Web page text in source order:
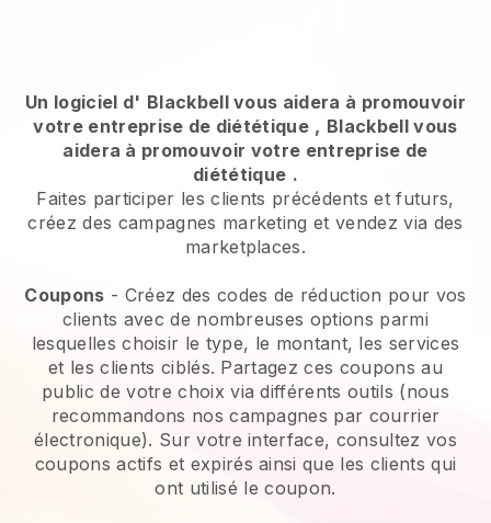
Un logiciel d' Blackbell vous aidera à promouvoir
votre entreprise de diététique , Blackbell vous
aidera à promouvoir votre entreprise de
diététique .
Faites participer les clients précédents et futurs,
créez des campagnes marketing et vendez via des
marketplaces.
Coupons - Créez des codes de réduction pour vos
clients avec de nombreuses options parmi
lesquelles choisir le type, le montant, les services
et les clients ciblés. Partagez ces coupons au
public de votre choix via différents outils (nous
recommandons nos campagnes par courrier
électronique). Sur votre interface, consultez vos
coupons actifs et expirés ainsi que les clients qui
ont utilisé le coupon.